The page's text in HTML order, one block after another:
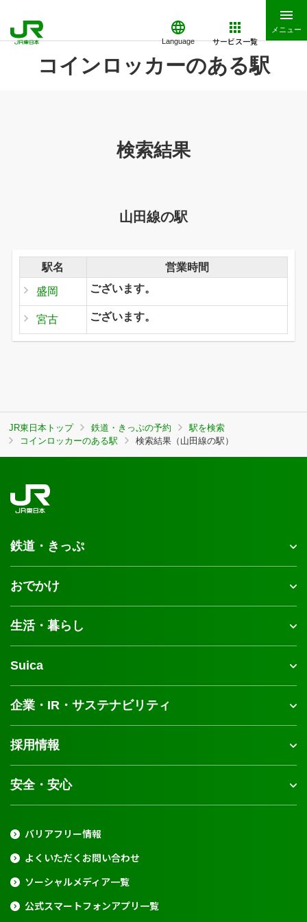
Language サービス一覧
メニュー
コインロッカーのある駅
検索結果
山田線の駅
駅名 営業時間
盛岡 ございます。
宮古 ございます。
JR東日本トップ 鉄道・きっぷの予約
駅を検索
コインロッカーのある駅
検索結果（山田線の駅）
鉄道・きっぷ
おでかけ
生活・暮らし
Suica
企業・IR・サステナビリティ
採用情報
安全・安心
バリアフリー情報
よくいただくお問い合わせ
ソーシャルメディア一覧
公式スマートフォンアプリ一覧